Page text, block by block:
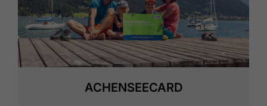
ACHENSEECARD